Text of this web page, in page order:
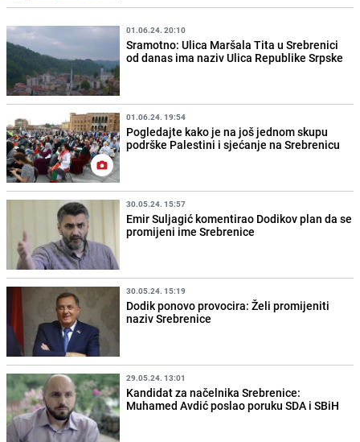
01.06.24. 20:10
Sramotno: Ulica Maršala Tita u Srebrenici
od danas ima naziv Ulica Republike Srpske
01.06.24. 19:54
Pogledajte kako je na još jednom skupu
podrške Palestini i sjećanje na Srebrenicu
30.05.24. 15:57
Emir Suljagić komentirao Dodikov plan da se
promijeni ime Srebrenice
30.05.24. 15:19
Dodik ponovo provocira: Želi promijeniti
naziv Srebrenice
29.05.24. 13:01
Kandidat za načelnika Srebrenice:
Muhamed Avdić poslao poruku SDA i SBiH